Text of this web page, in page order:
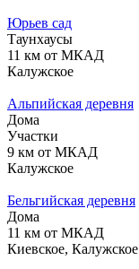
Юрьев сад
Таунхаусы
11 км от МКАД
Калужское
Альпийская деревня
Дома
Участки
9 км от МКАД
Калужское
Бельгийская деревня
Дома
11 км от МКАД
Киевское, Калужское